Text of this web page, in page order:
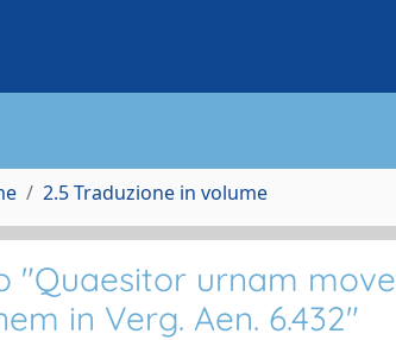
2.5 Traduzione in volume
"Quaesitor urnam
in Verg. Aen. 6.432"